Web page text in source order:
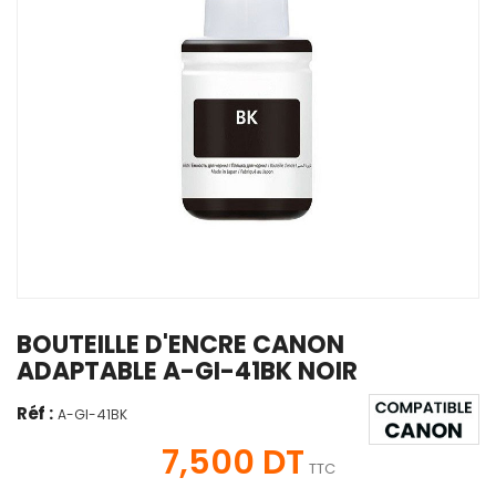
BOUTEILLE D'ENCRE CANON
ADAPTABLE A-GI-41BK NOIR
Réf : A-GI-41BK
7,500 DT TTC